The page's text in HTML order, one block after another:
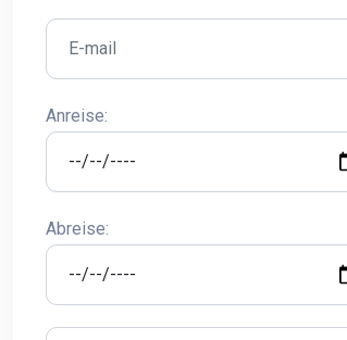
Anreise:
Abreise: